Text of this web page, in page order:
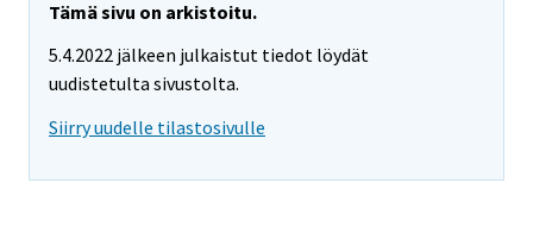
Tämä sivu on arkistoitu.
5.4.2022 jälkeen julkaistut tiedot löydät
uudistetulta sivustolta.
Siirry uudelle tilastosivulle